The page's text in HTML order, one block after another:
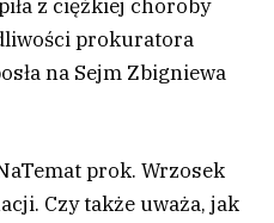
z ciężkiej choroby
prokuratora
na Sejm Zbigniewa
prok. Wrzosek
Czy także uważa, jak